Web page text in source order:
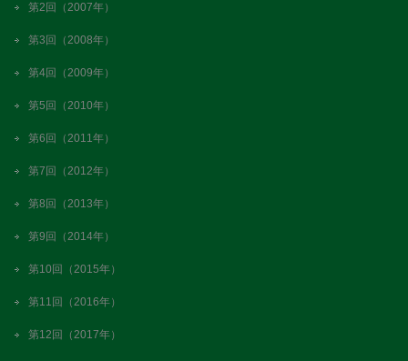
第2回（2007年）
第3回（2008年）
第4回（2009年）
第5回（2010年）
第6回（2011年）
第7回（2012年）
第8回（2013年）
第9回（2014年）
第10回（2015年）
第11回（2016年）
第12回（2017年）